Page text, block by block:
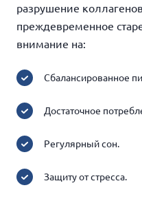
разрушение
преждевременное
внимание на:
Сбалансированное
Достаточное
Регулярный сон.
Защиту от стресса.